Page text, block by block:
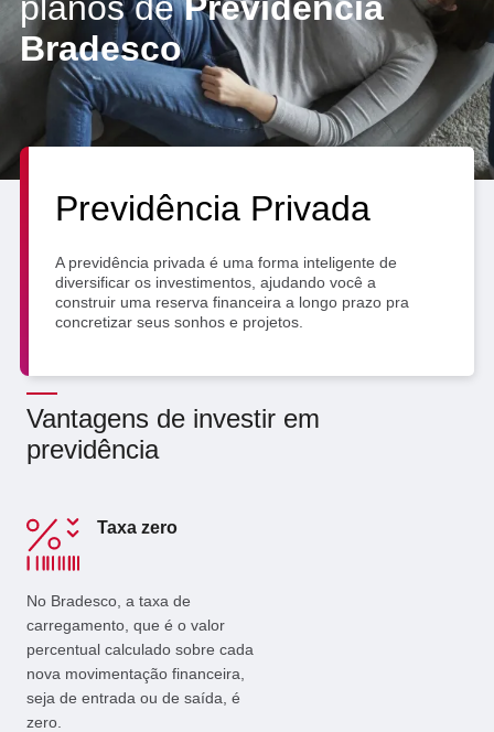
SEPARAMOS PARA VOCÊ
Antecipação
Dívidas
Bradesco
Previdência Privada
A previdência privada é uma forma inteligente de
diversificar os investimentos, ajudando você a
construir uma reserva financeira a longo prazo pra
concretizar seus sonhos e projetos.
Vantagens de investir em
previdência
Taxa zero
No Bradesco, a taxa de
carregamento, que é o valor
percentual calculado sobre cada
nova movimentação financeira,
seja de entrada ou de saída, é
zero.